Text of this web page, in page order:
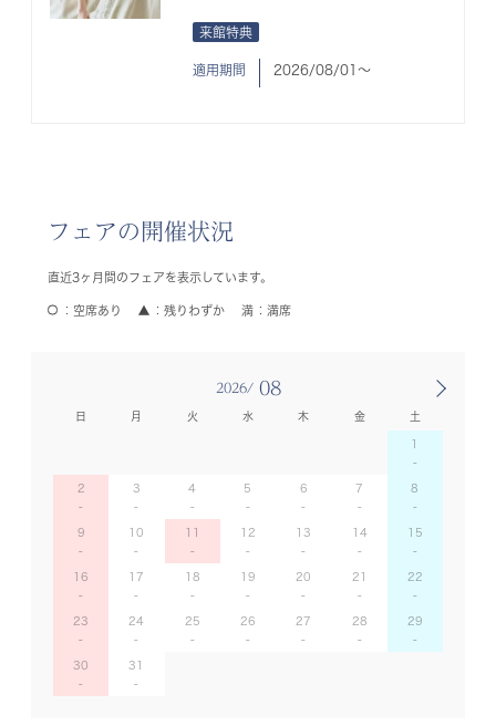
来館特典
適用期間 2026/08/01〜
フェアの開催状況
直近3ヶ月間のフェアを表示しています。
空席あり 残りわずか 満席
2026/ 08
日 月 火 水 木 金 土
1
2 3 4 5 6 7 8
9 10 11 12 13 14 15
16 17 18 19 20 21 22
23 24 25 26 27 28 29
30 31